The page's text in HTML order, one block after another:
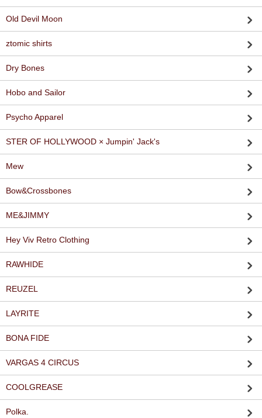
Old Devil Moon
ztomic shirts
Dry Bones
Hobo and Sailor
Psycho Apparel
STER OF HOLLYWOOD × Jumpin' Jack's
Mew
Bow&Crossbones
ME&JIMMY
Hey Viv Retro Clothing
RAWHIDE
REUZEL
LAYRITE
BONA FIDE
VARGAS 4 CIRCUS
COOLGREASE
Polka.